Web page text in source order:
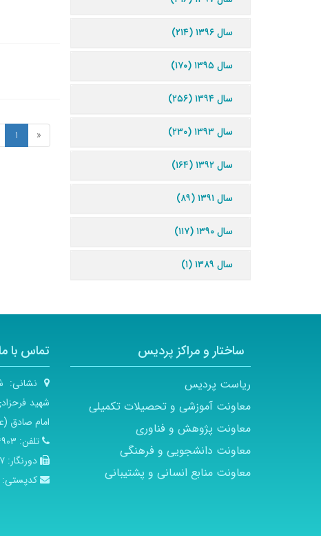
«
1
سال ۱۳۹۶ (۲۱۴)
سال ۱۳۹۵ (۱۷۰)
سال ۱۳۹۴ (۲۵۶)
سال ۱۳۹۳ (۲۳۰)
سال ۱۳۹۲ (۱۶۴)
سال ۱۳۹۱ (۸۹)
سال ۱۳۹۰ (۱۱۷)
سال ۱۳۸۹ (۱)
ساختار و مراکز پردیس
ریاست پردیس
معاونت آموزشی و تحصیلات تکمیلی
معاونت پژوهش و فناوری
معاونت دانشجویی و فرهنگی
معاونت منابع انسانی و پشتیبانی
تماس با
نشانی:
شهید
امام صادق
تلفن:
دورنگار: